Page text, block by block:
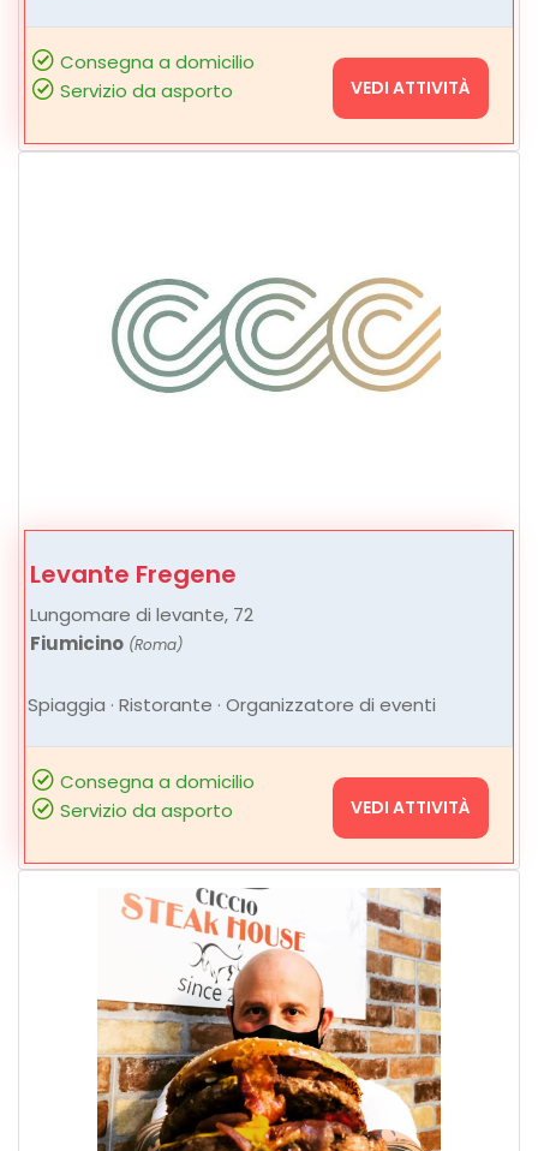
Consegna a domicilio
Servizio da asporto
VEDI ATTIVITÀ
Levante Fregene
Lungomare di levante, 72
Fiumicino (Roma)
Spiaggia · Ristorante · Organizzatore di eventi
Consegna a domicilio
Servizio da asporto
VEDI ATTIVITÀ